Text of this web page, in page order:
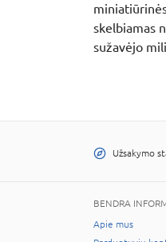
skelbiamas
sužavėjo
Užsakymo
BENDRA
Apie mus